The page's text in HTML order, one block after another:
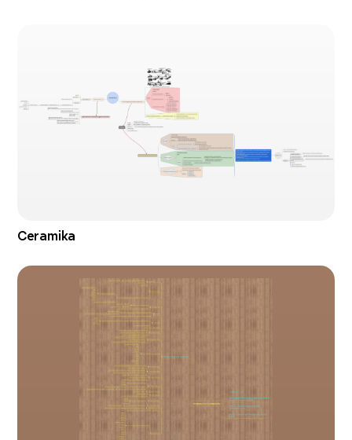
Ceramika